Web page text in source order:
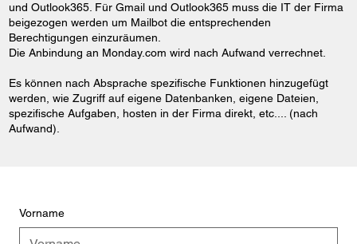
und Outlook365. Für Gmail und Outlook365 muss die IT der Firma
beigezogen werden um Mailbot die entsprechenden
Berechtigungen einzuräumen.
Die Anbindung an Monday.com wird nach Aufwand verrechnet.
Es können nach Absprache spezifische Funktionen hinzugefügt
werden, wie Zugriff auf eigene Datenbanken, eigene Dateien,
spezifische Aufgaben, hosten in der Firma direkt, etc.... (nach
Aufwand).
Vorname